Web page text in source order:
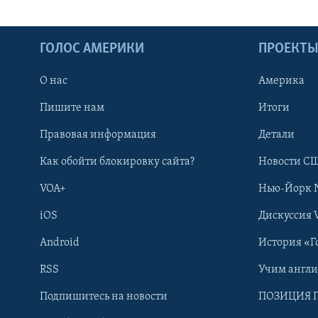
Learning English
ГОЛОС АМЕРИКИ
О нас
Пишите нам
Правовая информация
Как обойти блокировку сайта?
VOA+
iOS
Android
RSS
Подпишитесь на новости
ПРОЕКТЫ
Америка
Итоги
Детали
Новости
Нью-Йорк
Дискуссия
История
Учим
ПОЗИЦИЯ